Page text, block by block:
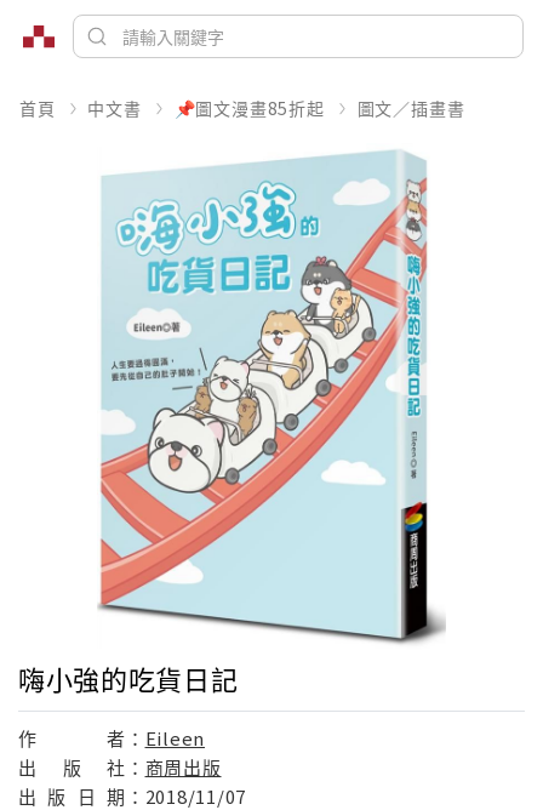
首頁 中文書 📌圖文漫畫85折起 圖文／插畫書
嗨小強的吃貨日記
作 者： Eileen
出
版 社： 商周出版
出 版 日 期： 2018/11/07